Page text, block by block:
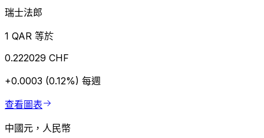
瑞士法郎
1 QAR 等於
0.222029 CHF
+0.0003 (0.12%) 每週
查看圖表
中國元，人民幣